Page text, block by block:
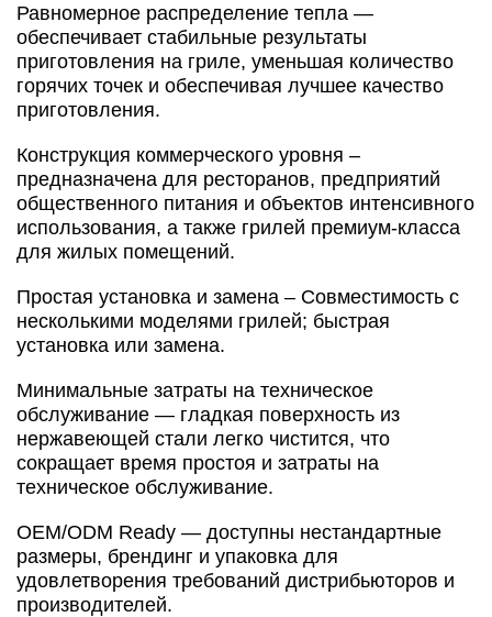
Равномерное распределение тепла —
обеспечивает стабильные результаты
приготовления на гриле, уменьшая количество
горячих точек и обеспечивая лучшее качество
приготовления.
Конструкция коммерческого уровня –
предназначена для ресторанов, предприятий
общественного питания и объектов интенсивного
использования, а также грилей премиум-класса
для жилых помещений.
Простая установка и замена – Совместимость с
несколькими моделями грилей; быстрая
установка или замена.
Минимальные затраты на техническое
обслуживание — гладкая поверхность из
нержавеющей стали легко чистится, что
сокращает время простоя и затраты на
техническое обслуживание.
OEM/ODM Ready — доступны нестандартные
размеры, брендинг и упаковка для
удовлетворения требований дистрибьюторов и
производителей.